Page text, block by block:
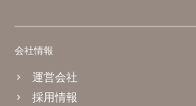
会社情報
運営会社
採用情報